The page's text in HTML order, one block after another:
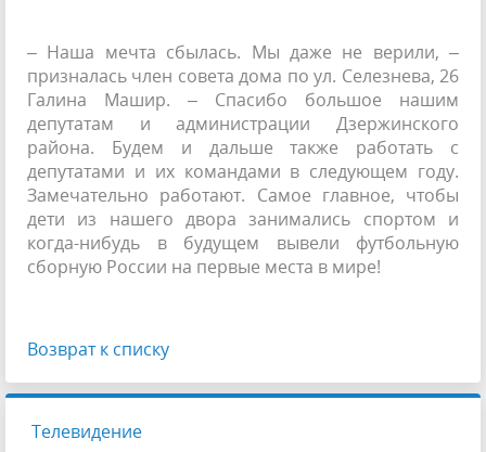
– Наша мечта сбылась. Мы даже не верили, –
призналась член совета дома по ул. Селезнева, 26
Галина Машир. – Спасибо большое нашим
депутатам и администрации Дзержинского
района. Будем и дальше также работать с
депутатами и их командами в следующем году.
Замечательно работают. Самое главное, чтобы
дети из нашего двора занимались спортом и
когда-нибудь в будущем вывели футбольную
сборную России на первые места в мире!
Возврат к списку
Телевидение